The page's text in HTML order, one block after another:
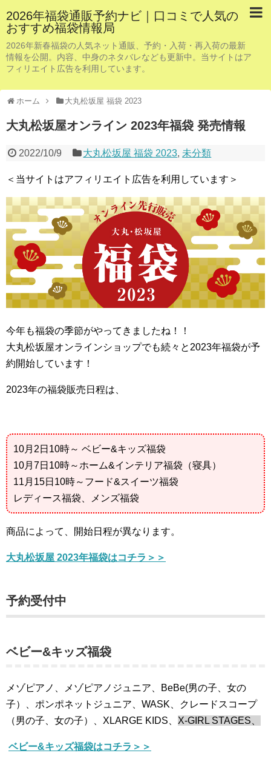
2026年福袋通販予約ナビ｜口コミで人気の
おすすめ福袋情報局
2026年新春福袋の人気ネット通販、予約・入荷・再入荷の最新
情報を公開。内容、中身のネタバレなども更新中。当サイトはア
フィリエイト広告を利用しています。
ホーム 大丸松坂屋 福袋 2023
大丸松坂屋オンライン 2023年福袋 発売情報
2022/10/9 大丸松坂屋 福袋 2023, 未分類
＜当サイトはアフィリエイト広告を利用しています＞
今年も福袋の季節がやってきましたね！！
大丸松坂屋オンラインショップでも続々と2023年福袋が予
約開始しています！
2023年の福袋販売日程は、
10月2日10時～ ベビー&キッズ福袋
10月7日10時～ホーム&インテリア福袋（寝具）
11月15日10時～フード&スイーツ福袋
レディース福袋、メンズ福袋
商品によって、開始日程が異なります。
大丸松坂屋 2023年福袋はコチラ＞＞
予約受付中
ベビー&キッズ福袋
メゾピアノ、メゾピアノジュニア、BeBe(男の子、女の
子）、ポンポネットジュニア、WASK、クレードスコープ
（男の子、女の子）、XLARGE KIDS、 X-GIRL STAGES、
ベビー&キッズ福袋はコチラ＞＞